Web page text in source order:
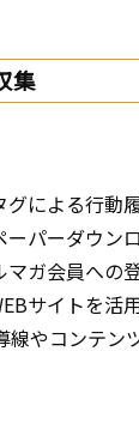
集
による行動
ーパーダウン
ガ会員への
サイトを活
線やコンテン